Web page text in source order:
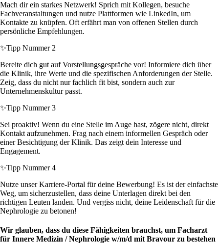
Mach dir ein starkes Netzwerk! Sprich mit Kollegen, besuche
Fachveranstaltungen und nutze Plattformen wie LinkedIn, um
Kontakte zu knüpfen. Oft erfährt man von offenen Stellen durch
persönliche Empfehlungen.
✨Tipp Nummer 2
Bereite dich gut auf Vorstellungsgespräche vor! Informiere dich über
die Klinik, ihre Werte und die spezifischen Anforderungen der Stelle.
Zeig, dass du nicht nur fachlich fit bist, sondern auch zur
Unternehmenskultur passt.
✨Tipp Nummer 3
Sei proaktiv! Wenn du eine Stelle im Auge hast, zögere nicht, direkt
Kontakt aufzunehmen. Frag nach einem informellen Gespräch oder
einer Besichtigung der Klinik. Das zeigt dein Interesse und
Engagement.
✨Tipp Nummer 4
Nutze unser Karriere-Portal für deine Bewerbung! Es ist der einfachste
Weg, um sicherzustellen, dass deine Unterlagen direkt bei den
richtigen Leuten landen. Und vergiss nicht, deine Leidenschaft für die
Nephrologie zu betonen!
Wir glauben, dass du diese Fähigkeiten brauchst, um Facharzt
für Innere Medizin / Nephrologie w/m/d mit Bravour zu bestehen